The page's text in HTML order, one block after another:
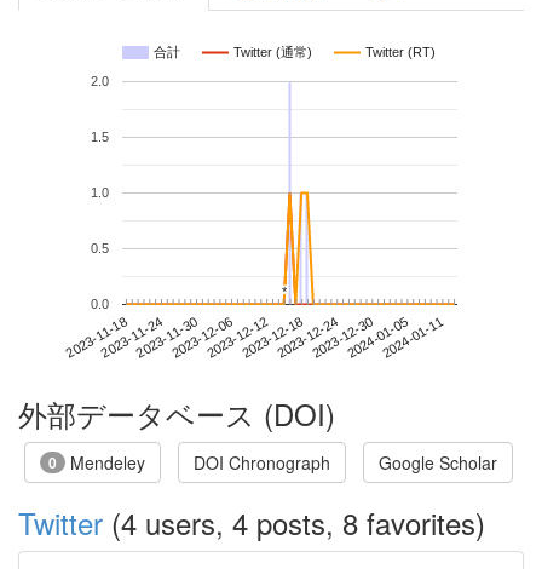
合計 Twitter (通常) Twitter (RT)
2023-11-182023-11-242023-11-302023-12-062023-12-122023-12-182023-12-242023-12-302024-01-052024-01-11
0.0
0.5
1.0
1.5
2.0
**
外部データベース (DOI)
0 Mendeley DOI Chronograph Google Scholar
Twitter (4 users, 4 posts, 8 favorites)